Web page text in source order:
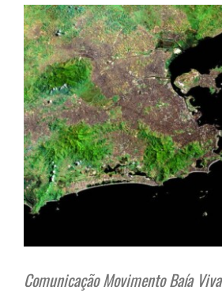
View
Larger
Image
Comunicação Movimento Baía Viva